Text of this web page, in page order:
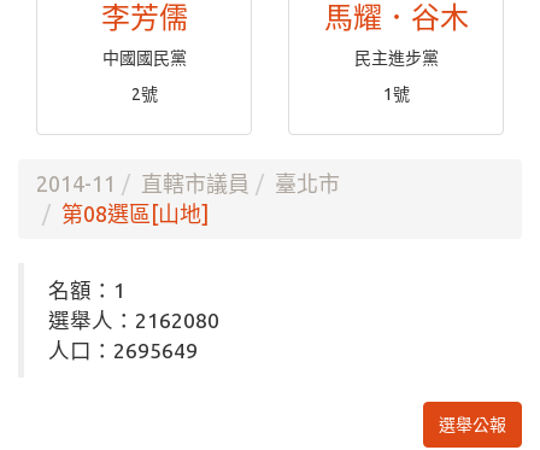
李芳儒
中國國民黨
2號
馬耀．谷木
民主進步黨
1號
2014-11 直轄市議員
臺北市
第08選區[山地]
名額：1
選舉人：2162080
人口：2695649
選舉公報